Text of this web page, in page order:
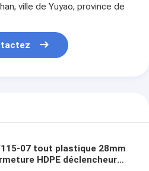
ville de Yuyao, province de
07 tout plastique 28mm
HDPE déclencheur